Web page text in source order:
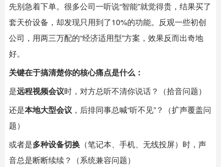
先别急着下单。很多公司一听说“智能”就觉得贵，结果买了
套天价设备，却发现只用到了10%的功能。反观一些初创
公司，用两三万配的“经济适用型”方案，效果反而出奇地
好。
关键在于搞清楚你的核心痛点是什么：
是远程视频会议时，对方总听不清你说话？（拾音问题）
还是本地大型会议 ，后排同事总喊“听不见”？（扩声覆盖问
题）
或者是多种设备切换 （笔记本、手机、无线投屏）时，声
音总是断断续续？（系统兼容问题）